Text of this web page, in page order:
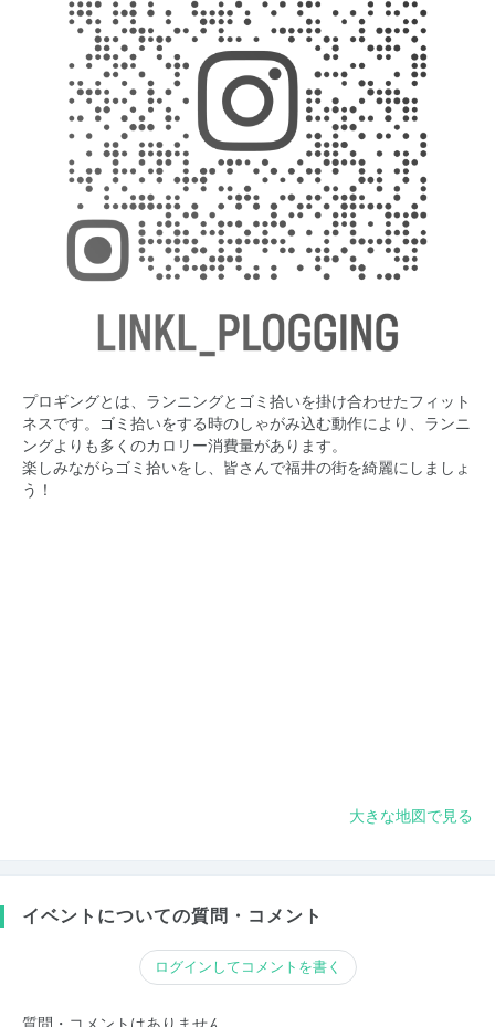
プロギングとは、ランニングとゴミ拾いを掛け合わせたフィット
ネスです。ゴミ拾いをする時のしゃがみ込む動作により、ランニ
ングよりも多くのカロリー消費量があります。
楽しみながらゴミ拾いをし、皆さんで福井の街を綺麗にしましょ
う！
大きな地図で見る
イベントについての質問・コメント
ログインしてコメントを書く